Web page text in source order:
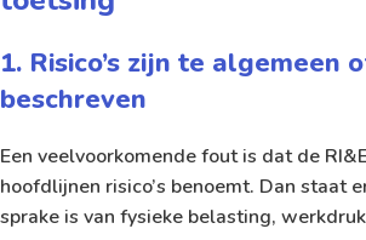
1. Risico’s zijn te algemeen
beschreven
Een veelvoorkomende fout is dat de
hoofdlijnen risico’s benoemt. Dan staat
sprake is van fysieke belasting,